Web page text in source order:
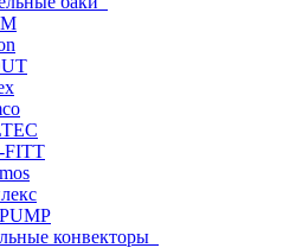
FITT
конвекторы